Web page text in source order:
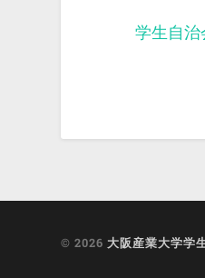
学生自治
© 2026 大阪産業大学学